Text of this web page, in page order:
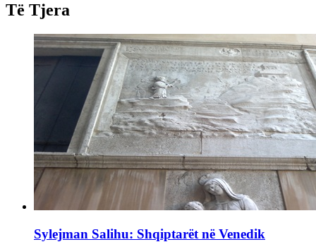
Të Tjera
Sylejman Salihu: Shqiptarët në Venedik